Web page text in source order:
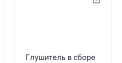
Глушитель в сборе